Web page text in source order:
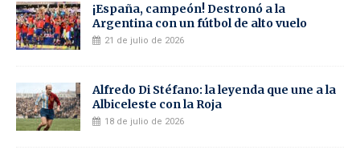
¡España, campeón! Destronó a la
Argentina con un fútbol de alto vuelo
21 de julio de 2026
Alfredo Di Stéfano: la leyenda que une a la
Albiceleste con la Roja
18 de julio de 2026